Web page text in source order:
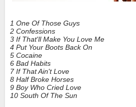
1 One Of Those Guys
2 Confessions
3 If That'll Make You Love Me
4 Put Your Boots Back On
5 Cocaine
6 Bad Habits
7 If That Ain't Love
8 Half Broke Horses
9 Boy Who Cried Love
10 South Of The Sun